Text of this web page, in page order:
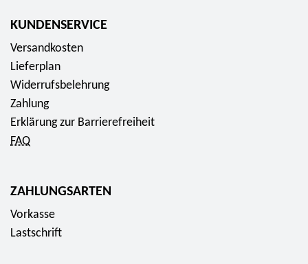
KUNDENSERVICE
Versandkosten
Lieferplan
Widerrufsbelehrung
Zahlung
Erklärung zur Barrierefreiheit
FAQ
ZAHLUNGSARTEN
Vorkasse
Lastschrift